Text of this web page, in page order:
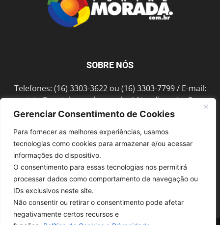
Gerenciar Consentimento de Cookies
Para fornecer as melhores experiências, usamos
tecnologias como cookies para armazenar e/ou acessar
informações do dispositivo.
O consentimento para essas tecnologias nos permitirá
processar dados como comportamento de navegação ou
IDs exclusivos neste site.
Não consentir ou retirar o consentimento pode afetar
negativamente certos recursos e
SOBRE NÓS
Telefones: (16) 3303-3622 ou (16) 3303-7799 / E-mail:
contato@portalmorada.com.br/ Atendimento: Seg a
Sex das 8h às 18h / Endereço: Av. Bento de Abreu, 889
SIGA-NOS